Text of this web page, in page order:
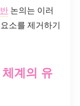
논의는 이러
소를 제거하기
계의 유